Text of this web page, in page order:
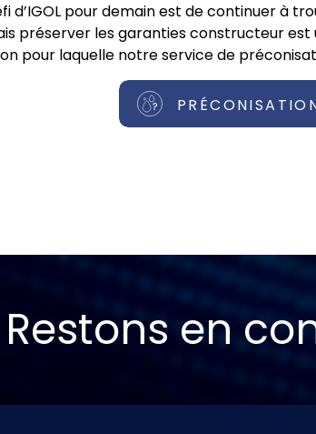
d’IGOL pour demain est de continuer à
préserver les garanties constructeur est
pour laquelle notre service de
Restons en